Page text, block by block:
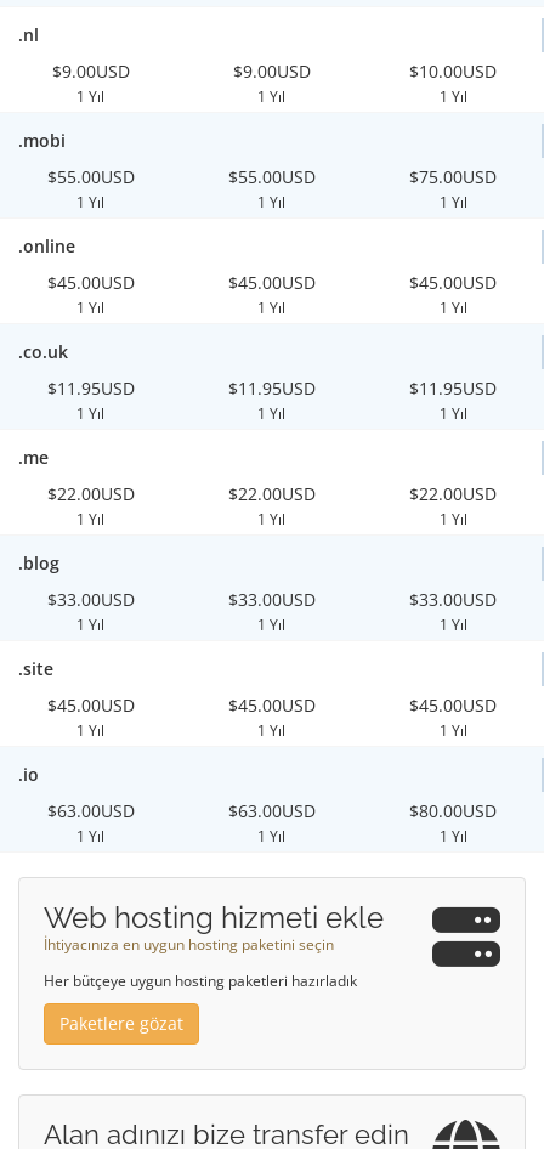
.nl
$9.00USD
1 Yıl
$9.00USD
1 Yıl
$10.00USD
1 Yıl
.mobi
$55.00USD
1 Yıl
$55.00USD
1 Yıl
$75.00USD
1 Yıl
.online
$45.00USD
1 Yıl
$45.00USD
1 Yıl
$45.00USD
1 Yıl
.co.uk
$11.95USD
1 Yıl
$11.95USD
1 Yıl
$11.95USD
1 Yıl
.me
$22.00USD
1 Yıl
$22.00USD
1 Yıl
$22.00USD
1 Yıl
.blog
$33.00USD
1 Yıl
$33.00USD
1 Yıl
$33.00USD
1 Yıl
.site
$45.00USD
1 Yıl
$45.00USD
1 Yıl
$45.00USD
1 Yıl
.io
$63.00USD
1 Yıl
$63.00USD
1 Yıl
$80.00USD
1 Yıl
Web hosting hizmeti ekle
İhtiyacınıza en uygun hosting paketini seçin
Her bütçeye uygun hosting paketleri hazırladık
Paketlere gözat
Alan adınızı bize transfer edin